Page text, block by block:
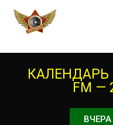
FM —
ВЧЕРА